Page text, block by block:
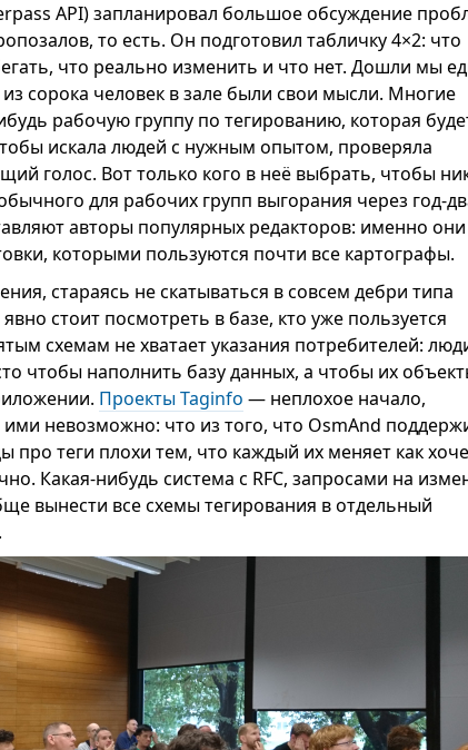
API) запланировал большое обсуждение
то есть. Он подготовил табличку 4×2: что
что реально изменить и что нет. Дошли мы
сорока человек в зале были свои мысли. Многие
рабочую группу по тегированию, которая
искала людей с нужным опытом, проверяла
голос. Вот только кого в неё выбрать, чтобы
для рабочих групп выгорания через год-
авторы популярных редакторов: именно они
которыми пользуются почти все картографы.
стараясь не скатываться в совсем дебри типа
стоит посмотреть в базе, кто уже пользуется
схемам не хватает указания потребителей:
чтобы наполнить базу данных, а чтобы их
Проекты Taginfo — неплохое начало,
ими невозможно: что из того, что OsmAnd
про теги плохи тем, что каждый их меняет как
Какая-нибудь система с RFC, запросами на
вынести все схемы тегирования в отдельный